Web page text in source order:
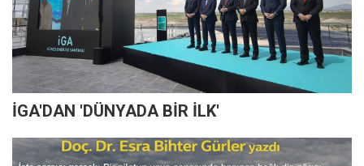
İGA'DAN 'DÜNYADA BİR İLK'